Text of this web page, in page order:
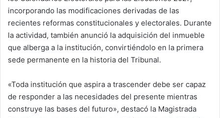
incorporando las modificaciones derivadas de las
recientes reformas constitucionales y electorales. Durante
la actividad, también anunció la adquisición del inmueble
que alberga a la institución, convirtiéndolo en la primera
sede permanente en la historia del Tribunal.
«Toda institución que aspira a trascender debe ser capaz
de responder a las necesidades del presente mientras
construye las bases del futuro», destacó la Magistrada